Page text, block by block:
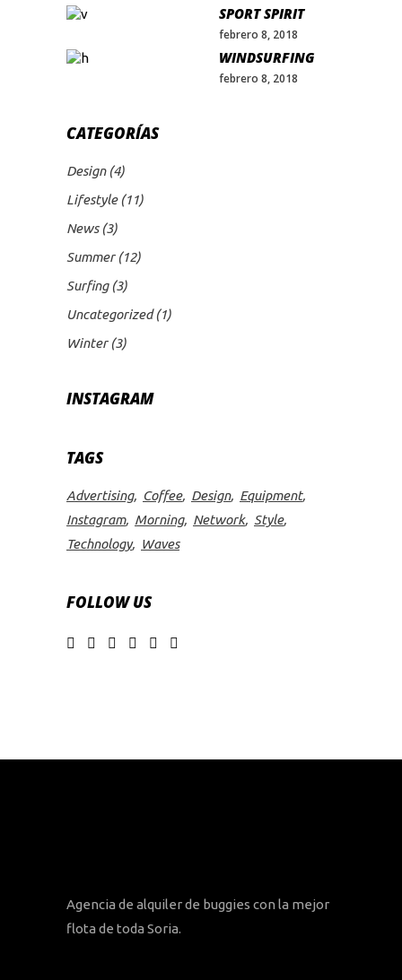
SPORT SPIRIT
febrero 8, 2018
WINDSURFING
febrero 8, 2018
CATEGORÍAS
Design(4)
Lifestyle(11)
News(3)
Summer(12)
Surfing(3)
Uncategorized(1)
Winter(3)
INSTAGRAM
TAGS
Advertising Coffee Design
Equipment
Instagram
Morning Network
Style
Technology
Waves
FOLLOW US
Agencia de alquiler de buggies con la mejor
flota de toda Soria.